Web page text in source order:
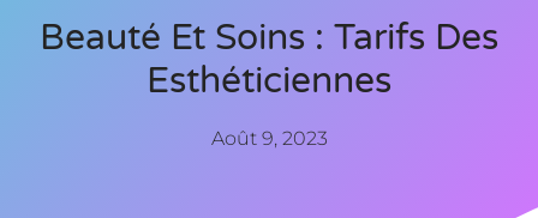
Beauté Et Soins : Tarifs Des
Esthéticiennes
Août 9, 2023